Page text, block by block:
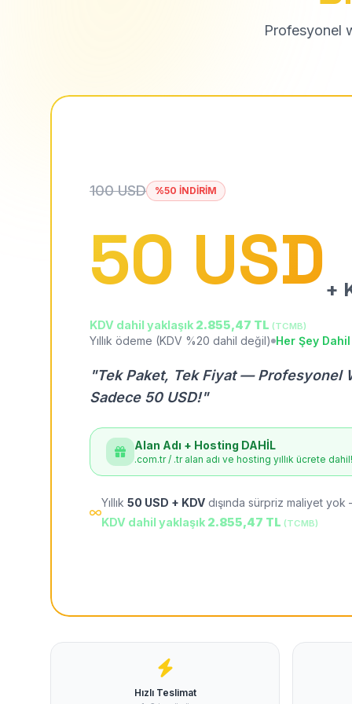
Profesyonel
100 USD %50 İNDİRİM
50 USD +
KDV dahil yaklaşık 2.855,47 TL (TCMB)
Yıllık ödeme (KDV %20 dahil değil) Her Şey Dahil
"Tek Paket, Tek Fiyat — Profesyonel
Sadece 50 USD!"
Alan Adı + Hosting DAHİL
.com.tr / .tr alan adı ve hosting yıllık ücrete dahil!
Yıllık 50 USD + KDV dışında sürpriz maliyet
KDV dahil yaklaşık 2.855,47 TL (TCMB)
Hızlı Teslimat